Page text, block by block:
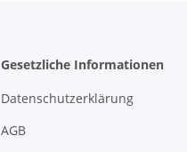
Gesetzliche Informationen
Datenschutzerklärung
AGB